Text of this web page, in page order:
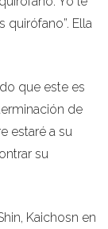
quirófano”. Ella
que este es
de
estaré a su
su
Kaichosn en